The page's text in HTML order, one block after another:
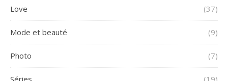
Love (37)
Mode et beauté (9)
Photo (7)
Séries (19)